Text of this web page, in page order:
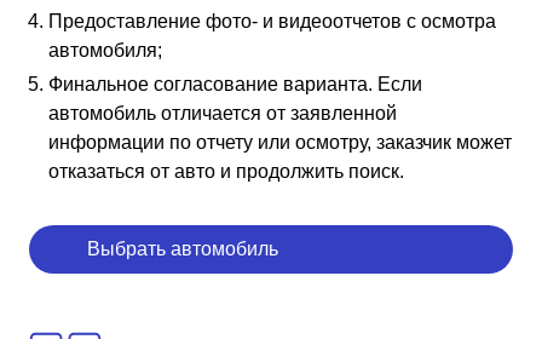
Предоставление фото- и видеоотчетов с осмотра
автомобиля;
Финальное согласование варианта. Если
автомобиль отличается от заявленной
информации по отчету или осмотру, заказчик может
отказаться от авто и продолжить поиск.
Выбрать автомобиль